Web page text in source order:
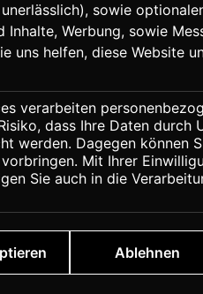
sowie
Inhalte, Werbung, sowie
uns helfen, diese Website
verarbeiten
dass Ihre Daten durch
werden. Dagegen können
Mit Ihrer
Sie auch in die
Ablehnen